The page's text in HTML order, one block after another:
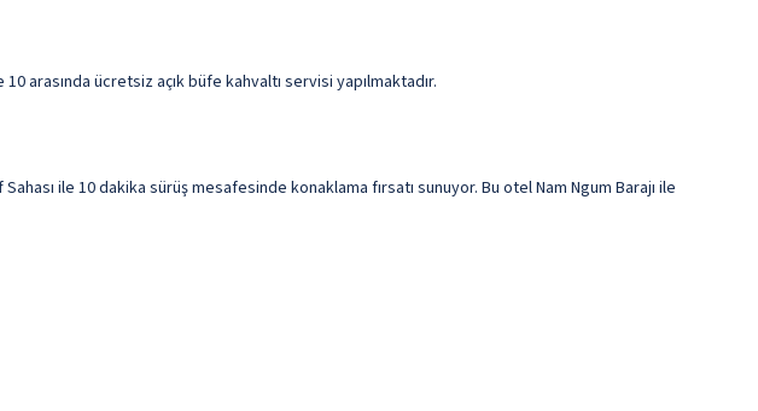
arasında ücretsiz açık büfe kahvaltı servisi yapılmaktadır.
ile 10 dakika sürüş mesafesinde konaklama fırsatı sunuyor. Bu otel Nam Ngum Barajı ile